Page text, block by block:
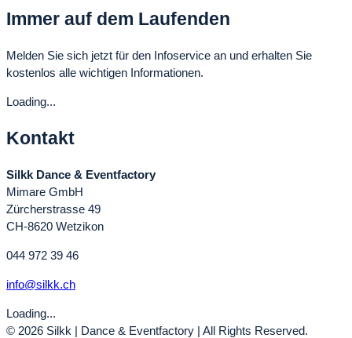
Immer auf dem Laufenden
Melden Sie sich jetzt für den Infoservice an und erhalten Sie
kostenlos alle wichtigen Informationen.
Loading...
Kontakt
Silkk Dance & Eventfactory
Mimare GmbH
Zürcherstrasse 49
CH-8620 Wetzikon
044 972 39 46
info@silkk.ch
Loading...
© 2026 Silkk | Dance & Eventfactory | All Rights Reserved.